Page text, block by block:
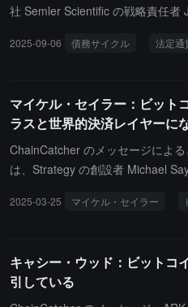
社 Semler Scientific の戦略責任者
は現在 Ray Dalio が言うところの
収益商品も極端な評価水準にある
ます。長期債務サイクルの最終結
値が下がることであり、唯一の出
です。金は過去において最もハー
コインはすべての資産クラスを根
2025-09-06 債務サイクル 法定通
マイケル・セイラー：ビット
ラスと世界的決済レイヤーに
ChainCatcher のメッセージによ
は、Strategy の創設者 Michael
インターネット時代のグローバル
Strategy は、330 億ドルを利用し
ンを可変債券や優先株などの革新
2025-03-25 マイケル・セイラー
キャシー・ウッド：ビットコ
引している